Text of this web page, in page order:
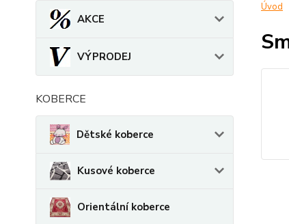
AKCE
VÝPRODEJ
KOBERCE
Dětské koberce
Kusové koberce
Orientální koberce
Úvod